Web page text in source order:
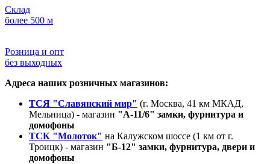
Склад
более 500 м
Розница и опт
без выходных
Адреса наших розничных магазинов:
ТСЯ "Славянский мир" (г. Москва, 41 км МКАД,
Мельница) - магазин "А-11/6" замки, фурнитура и
домофоны
ТСК "Молоток" на Калужском шоссе (1 км от г.
Троицк) - магазин "Б-12" замки, фурнитура, двери и
домофоны